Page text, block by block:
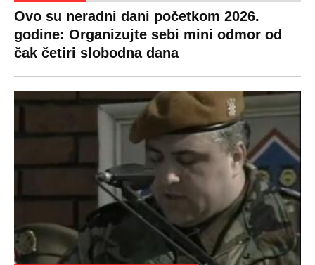
Ovo su neradni dani početkom 2026.
godine: Organizujte sebi mini odmor od
čak četiri slobodna dana